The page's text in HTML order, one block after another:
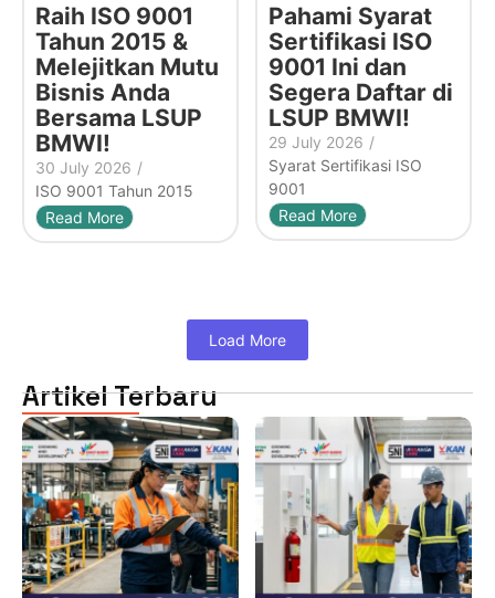
Raih ISO 9001
Tahun 2015 &
Melejitkan Mutu
Bisnis Anda
Bersama LSUP
BMWI!
30 July 2026 /
ISO 9001 Tahun 2015
Read More
Pahami Syarat
Sertifikasi ISO
9001 Ini dan
Segera Daftar di
LSUP BMWI!
29 July 2026 /
Syarat Sertifikasi ISO
9001
Read More
Load More
Artikel Terbaru